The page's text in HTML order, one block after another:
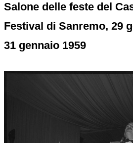
Salone delle feste del
Festival di Sanremo, 29
31 gennaio 1959